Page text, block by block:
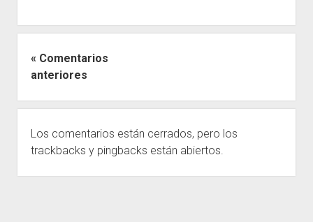
« Comentarios
anteriores
Los comentarios están cerrados, pero los
trackbacks y pingbacks están abiertos.